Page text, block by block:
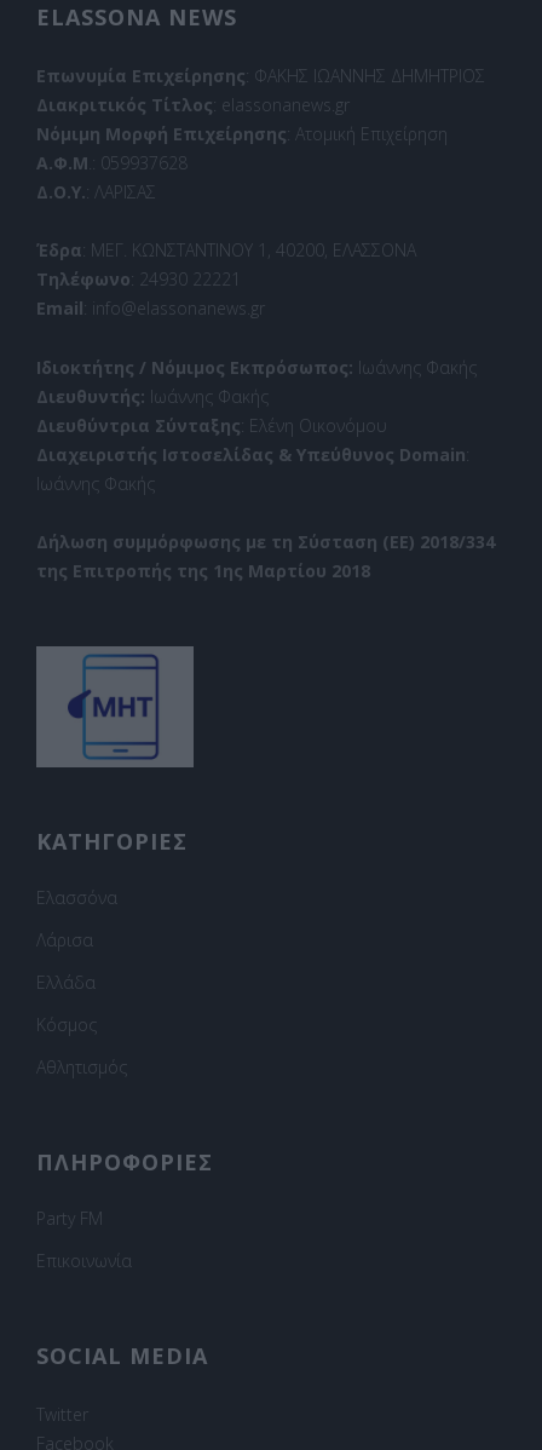
ELASSONA NEWS
Επωνυμία Επιχείρησης: ΦΑΚΗΣ ΙΩΑΝΝΗΣ ΔΗΜΗΤΡΙΟΣ
Διακριτικός Τίτλος: elassonanews.gr
Νόμιμη Μορφή Επιχείρησης: Ατομική Επιχείρηση
Α.Φ.Μ .: 059937628
Δ.Ο.Υ.: ΛΑΡΙΣΑΣ
Έδρα: ΜΕΓ. ΚΩΝΣΤΑΝΤΙΝΟΥ 1, 40200, ΕΛΑΣΣΟΝΑ
Τηλέφωνο: 24930 22221
Email: info@elassonanews.gr
Ιδιοκτήτης / Νόμιμος Εκπρόσωπος: Ιωάννης Φακής
Διευθυντής: Ιωάννης Φακής
Διευθύντρια Σύνταξης: Ελένη Οικονόμου
Διαχειριστής Ιστοσελίδας & Υπεύθυνος Domain:
Ιωάννης Φακής
Δήλωση συμμόρφωσης με τη Σύσταση (ΕΕ) 2018/334
της Επιτροπής της 1ης Μαρτίου 2018
ΚΑΤΗΓΟΡΙΕΣ
Ελασσόνα
Λάρισα
Ελλάδα
Κόσμος
Αθλητισμός
ΠΛΗΡΟΦΟΡΙΕΣ
Party FM
Επικοινωνία
SOCIAL MEDIA
Twitter
Facebook